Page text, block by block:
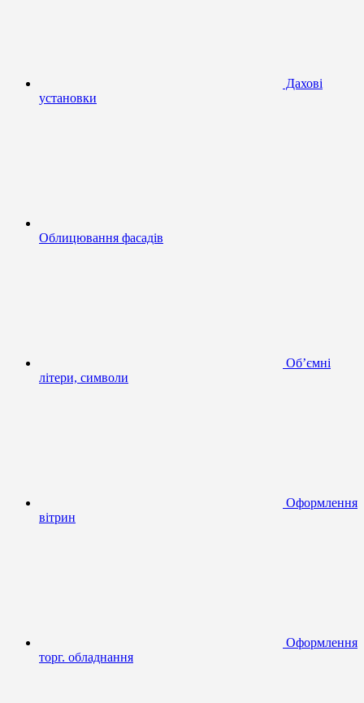
Дахові
установки
Облицювання фасадів
Об’ємні
літери, символи
Оформлення
вітрин
Оформлення
торг. обладнання